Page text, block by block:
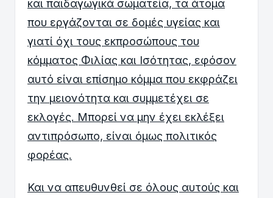
και παιδαγωγικά σωματεία, τα άτομα
που εργάζονται σε δομές υγείας και
γιατί όχι τους εκπροσώπους του
κόμματος Φιλίας και Ισότητας, εφόσον
αυτό είναι επίσημο κόμμα που εκφράζει
την μειονότητα και συμμετέχει σε
εκλογές. Μπορεί να μην έχει εκλέξει
αντιπρόσωπο, είναι όμως πολιτικός
φορέας.
Και να απευθυνθεί σε όλους αυτούς και